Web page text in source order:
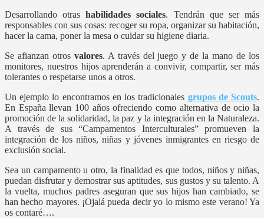
Desarrollando otrashabilidades sociales. Tendrán que ser más
responsables con sus cosas: recoger su ropa, organizar su habitación,
hacer la cama, poner la mesa o cuidar su higiene diaria.
Se afianzan otros valores. A través del juego y de la mano de los
monitores, nuestros hijos aprenderán a convivir, compartir, ser más
tolerantes o respetarse unos a otros.
Un ejemplo lo encontramos en los tradicionales grupos de Scouts.
En España llevan 100 años ofreciendo como alternativa de ocio la
promoción de la solidaridad, la paz y la integración en la Naturaleza.
A través de sus “Campamentos Interculturales” promueven la
integración de los niños, niñas y jóvenes inmigrantes en riesgo de
exclusión social.
Sea un campamento u otro, la finalidad es que todos, niños y niñas,
puedan disfrutar y demostrar sus aptitudes, sus gustos y su talento. A
la vuelta, muchos padres aseguran que sus hijos han cambiado, se
han hecho mayores. ¡Ojalá pueda decir yo lo mismo este verano! Ya
os contaré….